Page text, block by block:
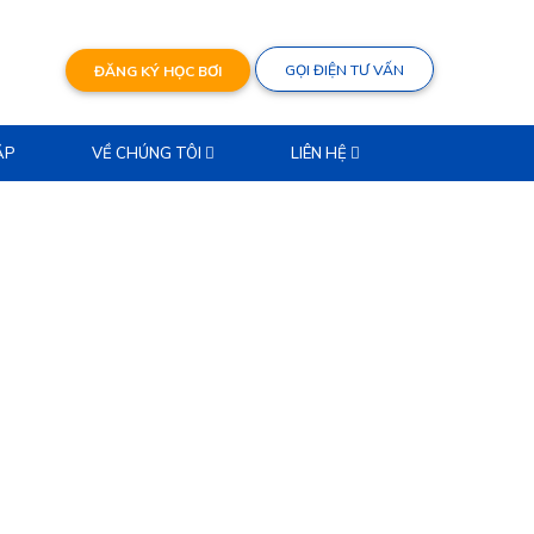
ĐĂNG KÝ HỌC BƠI GỌI ĐIỆN TƯ VẤN
VỀ CHÚNG TÔI LIÊN HỆ